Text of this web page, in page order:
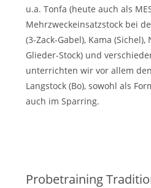
u.a. Tonfa (heute auch als
Mehrzweckeinsatzstock bei
(3-Zack-Gabel), Kama
Glieder-Stock) und
unterrichten wir vor allem
Langstock (Bo), sowohl als
auch im Sparring.
Probetraining